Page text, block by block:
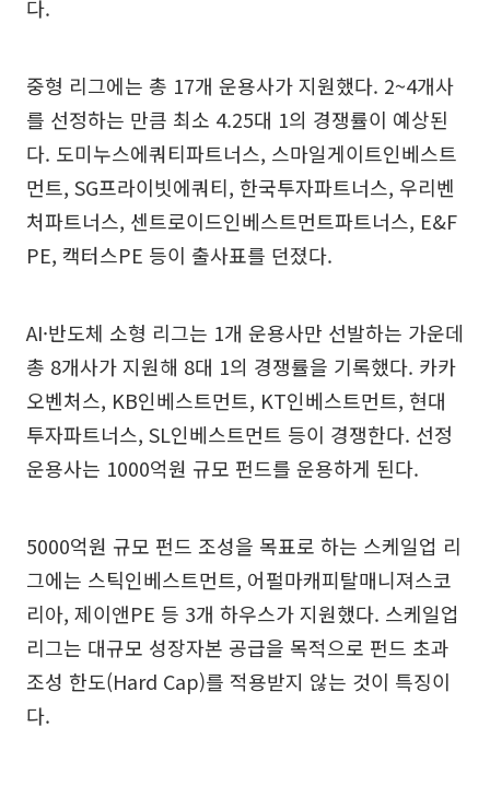
다.
중형 리그에는 총 17개 운용사가 지원했다. 2~4개사
를 선정하는 만큼 최소 4.25대 1의 경쟁률이 예상된
다. 도미누스에쿼티파트너스, 스마일게이트인베스트
먼트, SG프라이빗에쿼티, 한국투자파트너스, 우리벤
처파트너스, 센트로이드인베스트먼트파트너스, E&F
PE, 캑터스PE 등이 출사표를 던졌다.
AI·반도체 소형 리그는 1개 운용사만 선발하는 가운데
총 8개사가 지원해 8대 1의 경쟁률을 기록했다. 카카
오벤처스, KB인베스트먼트, KT인베스트먼트, 현대
투자파트너스, SL인베스트먼트 등이 경쟁한다. 선정
운용사는 1000억원 규모 펀드를 운용하게 된다.
5000억원 규모 펀드 조성을 목표로 하는 스케일업 리
그에는 스틱인베스트먼트, 어펄마캐피탈매니져스코
리아, 제이앤PE 등 3개 하우스가 지원했다. 스케일업
리그는 대규모 성장자본 공급을 목적으로 펀드 초과
조성 한도(Hard Cap)를 적용받지 않는 것이 특징이
다.